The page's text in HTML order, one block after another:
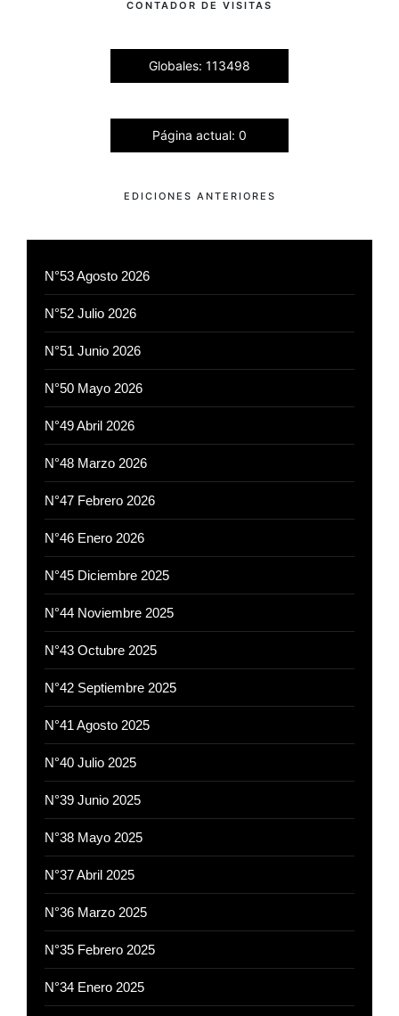
CONTADOR DE VISITAS
Globales: 113498
Página actual: 0
EDICIONES ANTERIORES
N°53 Agosto 2026
N°52 Julio 2026
N°51 Junio 2026
N°50 Mayo 2026
N°49 Abril 2026
N°48 Marzo 2026
N°47 Febrero 2026
N°46 Enero 2026
N°45 Diciembre 2025
N°44 Noviembre 2025
N°43 Octubre 2025
N°42 Septiembre 2025
N°41 Agosto 2025
N°40 Julio 2025
N°39 Junio 2025
N°38 Mayo 2025
N°37 Abril 2025
N°36 Marzo 2025
N°35 Febrero 2025
N°34 Enero 2025